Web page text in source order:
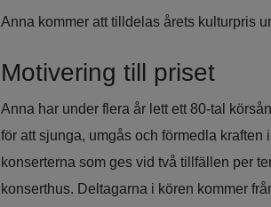
Anna kommer att tilldelas årets kulturpris
Motivering till priset
Anna har under flera år lett ett 80-tal
för att sjunga, umgås och förmedla
konserterna som ges vid två tillfällen per
konserthus. Deltagarna i kören kommer